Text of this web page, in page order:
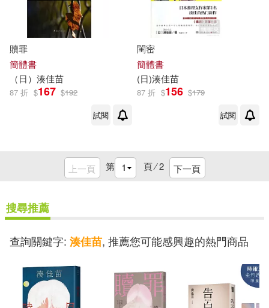
贖罪
簡體書
（日） 湊佳苗
87 折 $167 $192
試閱
閨密
簡體書
(日)湊佳苗
87 折 $156 $179
試閱
上一頁 第 頁 ⁄2 下一頁
搜尋推薦
查詢關鍵字: 湊佳苗, 推薦您可能感興趣的熱門商品